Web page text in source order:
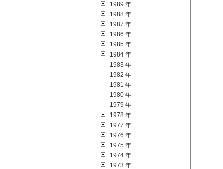
1989 年
1988 年
1987 年
1986 年
1985 年
1984 年
1983 年
1982 年
1981 年
1980 年
1979 年
1978 年
1977 年
1976 年
1975 年
1974 年
1973 年